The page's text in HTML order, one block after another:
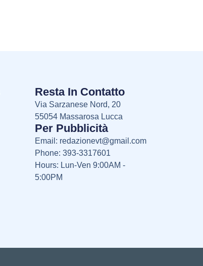
Resta In Contatto
Via Sarzanese Nord, 20
55054 Massarosa Lucca
Per Pubblicità
Email: redazionevt@gmail.com
Phone: 393-3317601
Hours: Lun-Ven 9:00AM -
5:00PM